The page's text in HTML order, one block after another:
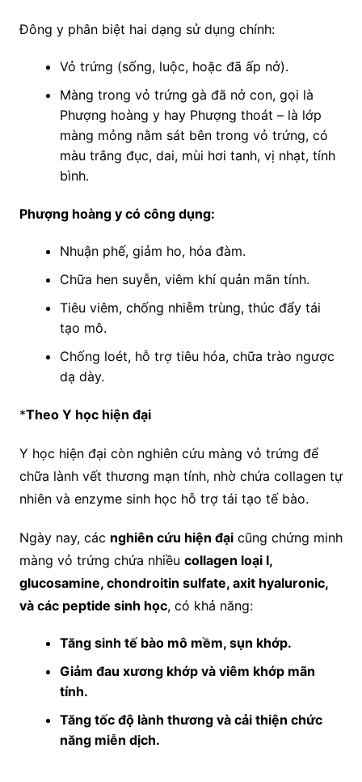
Đông y phân biệt hai dạng sử dụng chính:
Vỏ trứng (sống, luộc, hoặc đã ấp nở).
Màng trong vỏ trứng gà đã nở con, gọi là
Phượng hoàng y hay Phượng thoát – là lớp
màng mỏng nằm sát bên trong vỏ trứng, có
màu trắng đục, dai, mùi hơi tanh, vị nhạt, tính
bình.
Phượng hoàng y có công dụng:
Nhuận phế, giảm ho, hóa đàm.
Chữa hen suyễn, viêm khí quản mãn tính.
Tiêu viêm, chống nhiễm trùng, thúc đẩy tái
tạo mô.
Chống loét, hỗ trợ tiêu hóa, chữa trào ngược
dạ dày.
*TheoY học hiện đại
Y học hiện đại còn nghiên cứu màng vỏ trứng để
chữa lành vết thương mạn tính, nhờ chứa collagen tự
nhiên và enzyme sinh học hỗ trợ tái tạo tế bào.
Ngày nay, các nghiên cứu hiện đạicũng chứng minh
màng vỏ trứng chứa nhiều collagen loại I,
glucosamine, chondroitin sulfate, axit hyaluronic,
và các peptide sinh học, có khả năng:
Tăng sinh tế bào mô mềm, sụn khớp.
Giảm đau xương khớp và viêm khớp mãn
tính.
Tăng tốc độ lành thương và cải thiện chức
năng miễn dịch.